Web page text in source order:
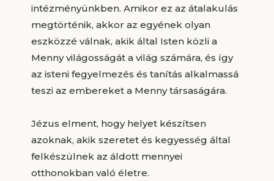
intézményünkben. Amikor ez az átalakulás
megtörténik, akkor az egyének olyan
eszközzé válnak, akik által Isten közli a
Menny világosságát a világ számára, és így
az isteni fegyelmezés és tanítás alkalmassá
teszi az embereket a Menny társaságára.
Jézus elment, hogy helyet készítsen
azoknak, akik szeretet és kegyesség által
felkészülnek az áldott mennyei
otthonokban való életre.